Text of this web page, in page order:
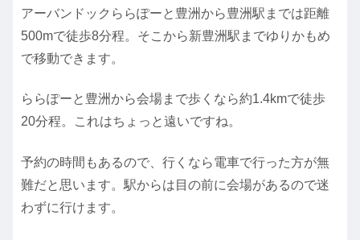
アーバンドックららぽーと豊洲から豊洲駅までは距離
500mで徒歩8分程。そこから新豊洲駅までゆりかもめ
で移動できます。
ららぽーと豊洲から会場まで歩くなら約1.4kmで徒歩
20分程。これはちょっと遠いですね。
予約の時間もあるので、行くなら電車で行った方が無
難だと思います。駅からは目の前に会場があるので迷
わずに行けます。